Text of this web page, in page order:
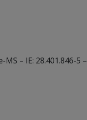
– IE: 28.401.846-5 –